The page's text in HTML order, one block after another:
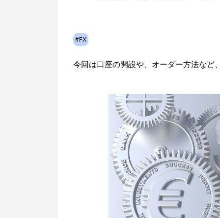
#FX
今回は口座の開設や、オーダー方法など